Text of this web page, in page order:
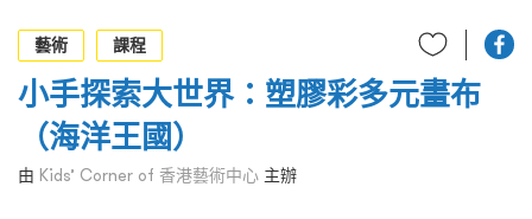
EN
藝術
課程
小手探索大世界：塑膠彩多元畫布
（海洋王國）
由 Kids’ Corner of 香港藝術中心 主辦